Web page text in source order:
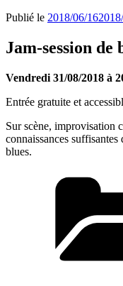
Publié le 2018/06/16
Jam-session de
Vendredi 31/08/2018 à
Entrée gratuite et
Sur scène, improvisation
connaissances
blues.